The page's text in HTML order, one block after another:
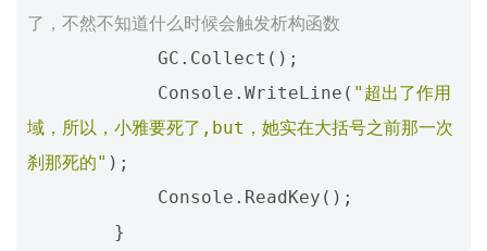
了，不然不知道什么时候会触发析构函数
GC . Collect ();
Console . WriteLine ( "超出了作用
域，所以，小雅要死了,but，她实在大括号之前那一次
刹那死的" );
Console . ReadKey ();
}